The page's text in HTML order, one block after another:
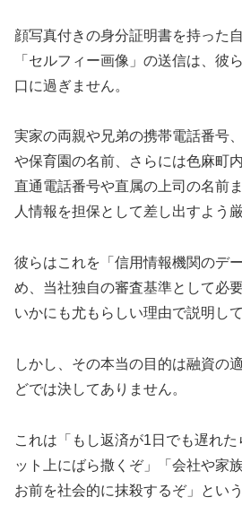
顔写真付きの身分証明書を持った
「セルフィー画像」の送信は、彼
口に過ぎません。
実家の両親や兄弟の携帯電話番号
や保育園の名前、さらには色麻町
直通電話番号や直属の上司の名前
人情報を担保として差し出すよう
彼らはこれを「信用情報機関のデ
め、当社独自の審査基準として必
いかにも尤もらしい理由で説明して
しかし、その本当の目的は融資の
どでは決してありません。
これは「もし返済が1日でも遅れ
ット上にばら撒くぞ」「会社や家
お前を社会的に抹殺するぞ」とい